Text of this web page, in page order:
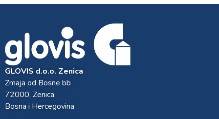
GLOVIS d.o.o. Zenica
Zmaja od Bosne bb
72000, Zenica
Bosna i Hercegovina